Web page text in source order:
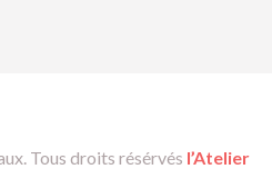
Tous droits résérvés l’Atelier